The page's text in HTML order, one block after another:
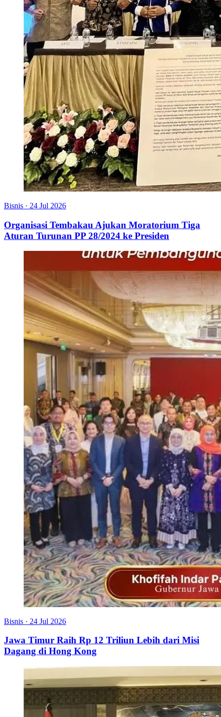
Bisnis · 24 Jul 2026
Organisasi Tembakau Ajukan Moratorium Tiga
Aturan Turunan PP 28/2024 ke Presiden
Bisnis · 24 Jul 2026
Jawa Timur Raih Rp 12 Triliun Lebih dari Misi
Dagang di Hong Kong